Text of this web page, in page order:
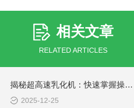
相关文章
RELATED ARTICLES
揭秘超高速乳化机：快速掌握操作秘籍！
2025-12-25